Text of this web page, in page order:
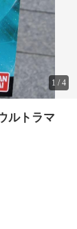
1 /4
ルトラマ